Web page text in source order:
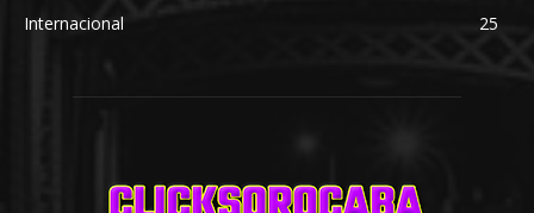
Internacional
25